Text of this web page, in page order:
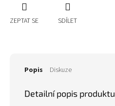
ZEPTAT SE SDÍLET
Popis Diskuze
Detailní popis produktu